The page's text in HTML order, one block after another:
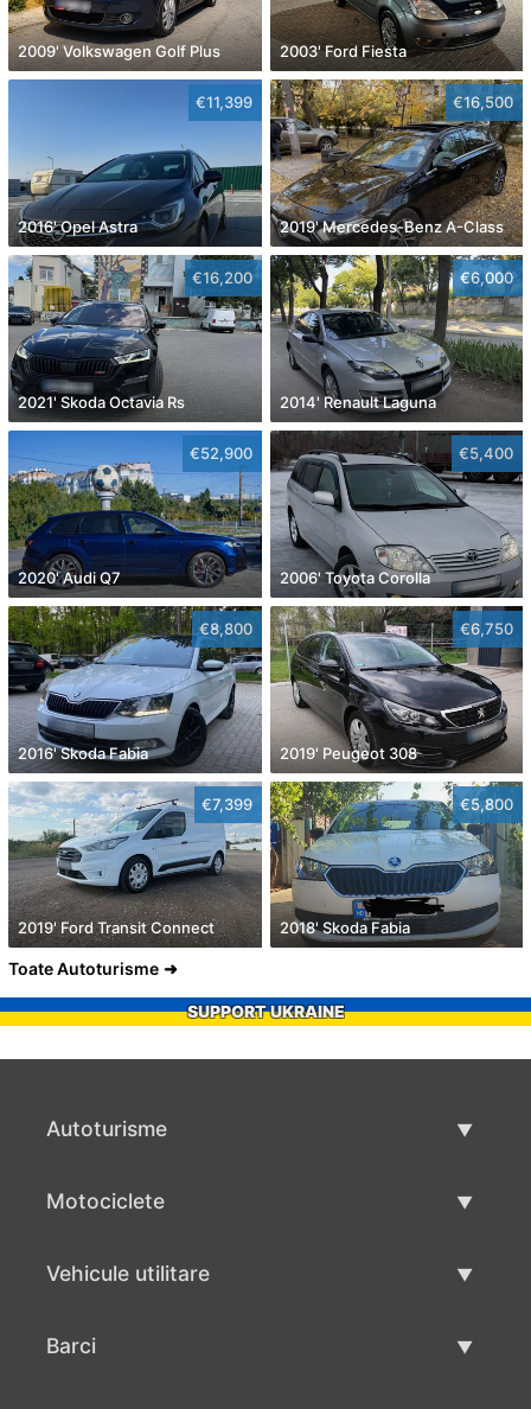
2009' Volkswagen Golf Plus 2003' Ford Fiesta
€11,399
2016' Opel Astra
€16,500
2019' Mercedes-Benz A-Class
€16,200
2021' Skoda Octavia Rs
€6,000
2014' Renault Laguna
€52,900
2020' Audi Q7
€5,400
2006' Toyota Corolla
€8,800
2016' Skoda Fabia
€6,750
2019' Peugeot 308
€7,399
2019' Ford Transit Connect
€5,800
2018' Skoda Fabia
Toate Autoturisme
SUPPORT UKRAINE
Autoturisme
Motociclete
Vehicule utilitare
Barci